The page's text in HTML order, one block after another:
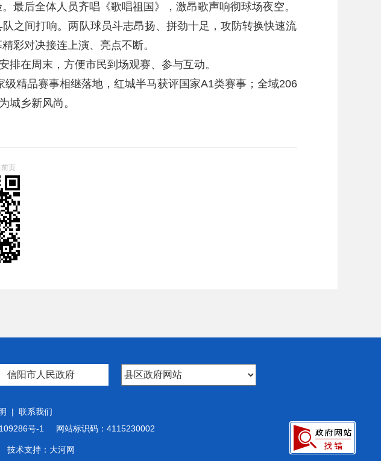
最后全体人员齐唱《歌唱祖国》，激昂歌声响彻球场夜空。
间打响。两队球员斗志昂扬、拼劲十足，攻防转换快速流
彩对决接连上演、亮点不断。
在周末，方便市民到场观赛、参与互动。
精品赛事相继落地，红城半马获评国家A1类赛事；全域206
城乡新风尚。
页
信阳市人民政府
| 联系我们
号-1 网站标识码：4115230002
技术支持： 大河网